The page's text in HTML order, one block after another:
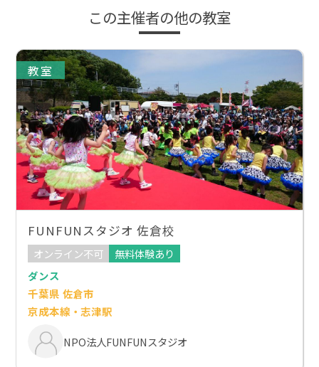
この主催者の他の教室
教室
FUNFUNスタジオ 佐倉校
オンライン不可
無料体験あり
ダンス
千葉県 佐倉市
京成本線・志津駅
NPO法人FUNFUNスタジオ